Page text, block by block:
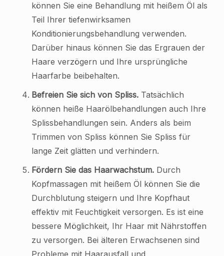
können Sie eine Behandlung mit heißem Öl als
Teil Ihrer tiefenwirksamen
Konditionierungsbehandlung verwenden.
Darüber hinaus können Sie das Ergrauen der
Haare verzögern und Ihre ursprüngliche
Haarfarbe beibehalten.
Befreien Sie sich von Spliss. Tatsächlich
können heiße Haarölbehandlungen auch Ihre
Splissbehandlungen sein. Anders als beim
Trimmen von Spliss können Sie Spliss für
lange Zeit glätten und verhindern.
Fördern Sie das Haarwachstum. Durch
Kopfmassagen mit heißem Öl können Sie die
Durchblutung steigern und Ihre Kopfhaut
effektiv mit Feuchtigkeit versorgen. Es ist eine
bessere Möglichkeit, Ihr Haar mit Nährstoffen
zu versorgen. Bei älteren Erwachsenen sind
Probleme mit Haarausfall und